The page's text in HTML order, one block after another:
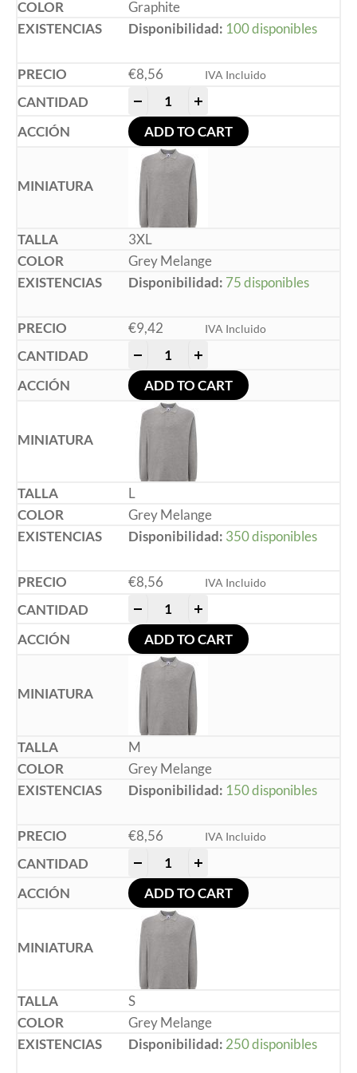
Graphite
Disponibilidad: 100 disponibles
€8,56 IVA Incluido
ADD TO CART
3XL
Grey Melange
Disponibilidad: 75 disponibles
€9,42 IVA Incluido
ADD TO CART
L
Grey Melange
Disponibilidad: 350 disponibles
€8,56 IVA Incluido
ADD TO CART
M
Grey Melange
Disponibilidad: 150 disponibles
€8,56 IVA Incluido
ADD TO CART
S
Grey Melange
Disponibilidad: 250 disponibles